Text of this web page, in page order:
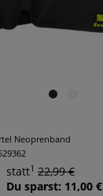
Neoprenband
statt1 22,99 €
Du sparst: 11,00 €